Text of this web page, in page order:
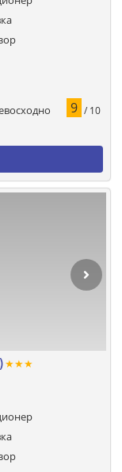
9 / 10
★★★